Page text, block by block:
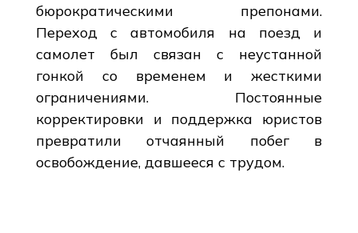
бюрократическими препонами.
Переход с автомобиля на поезд и
самолет был связан с неустанной
гонкой со временем и жесткими
ограничениями. Постоянные
корректировки и поддержка юристов
превратили отчаянный побег в
освобождение, давшееся с трудом.